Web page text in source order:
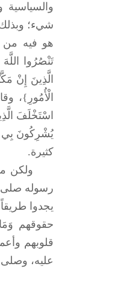
والسياسية
شيء؛ وبذلك
هو فيه من
تَنْصُرُوا
الَّذِينَ إِنْ
الْأُمُورِ}،
اسْتَخْلَفَ
يُشْرِكُونَ بِي
كثيرة.
ولكن ما
رسوله صلى
يجدوا
حقوقهم
قلوبهم
عليه،